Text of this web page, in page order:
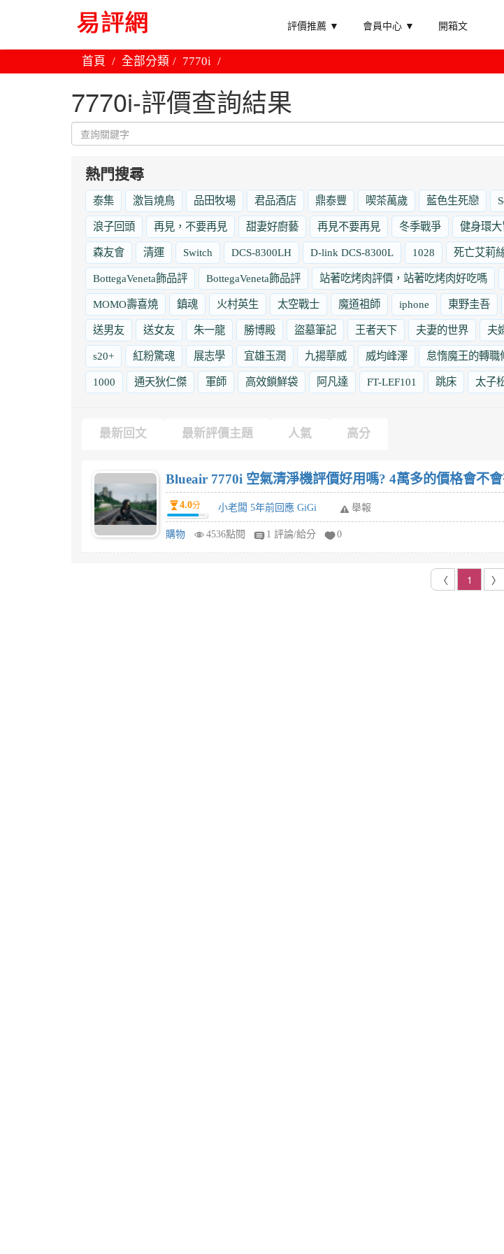
評價推薦 ▼ 會員中心 ▼ 開箱文
首頁 全部分類 7770i
7770i-評價查詢結果
熱門搜尋
泰集 激旨燒鳥 品田牧場 君品酒店 鼎泰豐 喫茶萬歲 藍色生死戀
浪子回頭 再見，不要再見 甜妻好廚藝 再見不要再見 冬季戰爭 健身環
森友會 清運 Switch DCS-8300LH D-link DCS-8300L 1028 死亡艾莉
BottegaVeneta飾品評 BottegaVeneta飾品評 站著吃烤肉評價，站著吃烤肉好吃嗎
MOMO壽喜燒 鎮魂 火村英生 太空戰士 魔道祖師 iphone 東野圭吾
送男友 送女友 朱一龍 勝博殿 盜墓筆記 王者天下 夫妻的世界 夫
s20+ 紅粉驚魂 展志學 宜雄玉潤 九揚華威 威均峰澤 怠惰魔王的轉職
1000 通天狄仁傑 軍師 高效鎖鮮袋 阿凡達 FT-LEF101 跳床 太子
最新回文 最新評價主題 人氣 高分
Blueair 7770i 空氣清淨機評價好用嗎? 4萬多的價格會不
4.0分 小老闆 5年前回應 GiGi 舉報
購物 4536點閱 1 評論/給分 0
〈 1 〉